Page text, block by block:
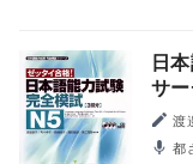
日
サ
渡
都